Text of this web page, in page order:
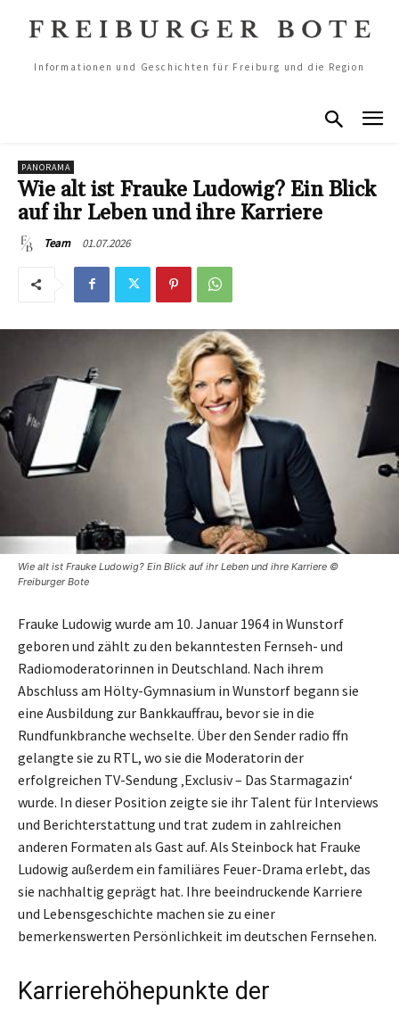
Informationen und Geschichten für Freiburg und die Region
PANORAMA
Wie alt ist Frauke Ludowig? Ein Blick
auf ihr Leben und ihre Karriere
Team 01.07.2026
Wie alt ist Frauke Ludowig? Ein Blick auf ihr Leben und ihre Karriere ©
Freiburger Bote
Frauke Ludowig wurde am 10. Januar 1964 in Wunstorf
geboren und zählt zu den bekanntesten Fernseh- und
Radiomoderatorinnen in Deutschland. Nach ihrem
Abschluss am Hölty-Gymnasium in Wunstorf begann sie
eine Ausbildung zur Bankkauffrau, bevor sie in die
Rundfunkbranche wechselte. Über den Sender radio ffn
gelangte sie zu RTL, wo sie die Moderatorin der
erfolgreichen TV-Sendung ‚Exclusiv – Das Starmagazin‘
wurde. In dieser Position zeigte sie ihr Talent für Interviews
und Berichterstattung und trat zudem in zahlreichen
anderen Formaten als Gast auf. Als Steinbock hat Frauke
Ludowig außerdem ein familiäres Feuer-Drama erlebt, das
sie nachhaltig geprägt hat. Ihre beeindruckende Karriere
und Lebensgeschichte machen sie zu einer
bemerkenswerten Persönlichkeit im deutschen Fernsehen.
Karrierehöhepunkte der